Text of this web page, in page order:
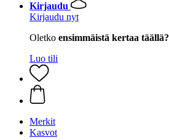
Kirjaudu
Kirjaudu nyt
Oletko ensimmäistä kertaa täällä?
Luo tili
Merkit
Kasvot